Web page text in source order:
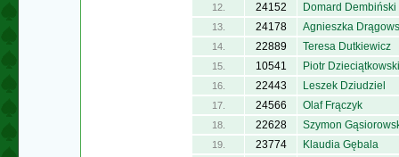
12. 24152 Domard Dembiński
13. 24178 Agnieszka
14. 22889 Teresa Dutkiewicz
15. 10541 Piotr Dzieciątkowski
16. 22443 Leszek Dziudziel
17. 24566 Olaf Frączyk
18. 22628 Szymon
19. 23774 Klaudia Gębala